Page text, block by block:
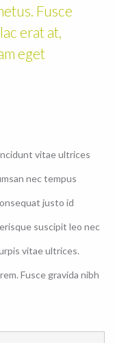
Fusce
erat at,
eget
vitae ultrices
nec tempus
justo id
suscipit leo nec
vitae ultrices.
Fusce gravida nibh